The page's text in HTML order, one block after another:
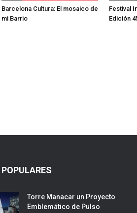
Barcelona Cultura: El mosaico de
mi Barrio
Festival
Edición
Torre Manacar un Proyecto
Emblemático de Pulso